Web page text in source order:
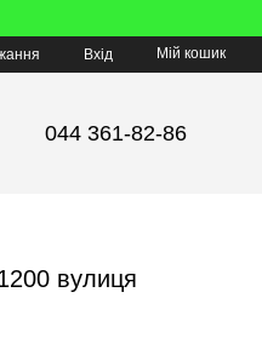
Вхід Мій кошик
044 361-82-86
вулиця